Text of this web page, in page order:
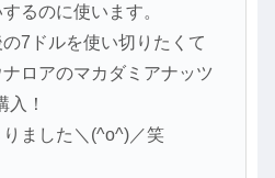
るのに使います。
7ドルを使い切りたくて
ロアのマカダミアナッツ
入！
ました＼(^o^)／笑